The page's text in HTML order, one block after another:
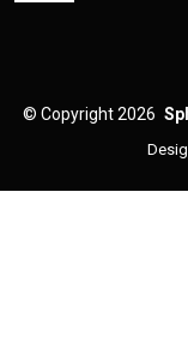
© Copyright 2026